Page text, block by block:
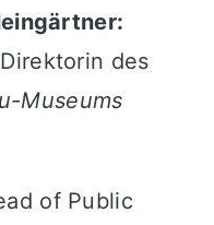
des
Museums
of Public